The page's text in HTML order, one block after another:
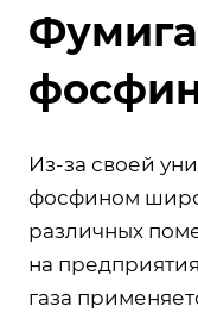
Из-за своей
фосфином
различных
на
газа